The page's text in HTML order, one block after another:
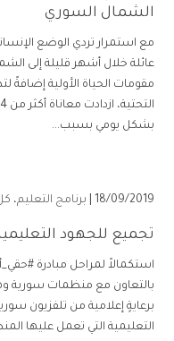
الشمال السوري
عائلة خلال أشهر قليلة إلى
مقومات الحياة الأولية إضافةً
بشكل يومي بسبب...
18/09/2019 | برنامج التعليم،
تجميع للجهود
استكمالاً لمراحل مبادرة
بالتعاون مع منظمات سورية
برعايةٍ إعلامية من تلفزيون
التعليمية التي تعمل عليها